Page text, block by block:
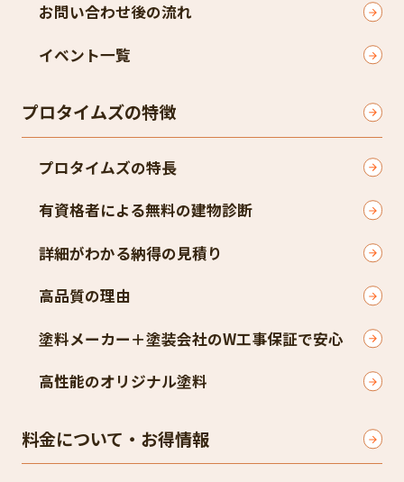
お問い合わせ後の流れ
イベント一覧
プロタイムズの特徴
プロタイムズの特長
有資格者による無料の建物診断
詳細がわかる納得の見積り
高品質の理由
塗料メーカー＋塗装会社のW工事保証で安心
高性能のオリジナル塗料
料金について・お得情報